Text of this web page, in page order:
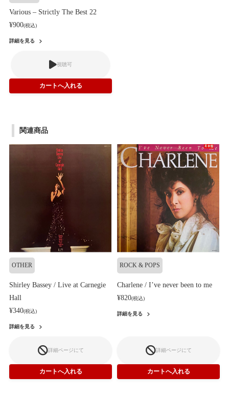
Various – Strictly The Best 22
¥900(税込)
詳細を見る
視聴可
関連商品
OTHER
Shirley Bassey / Live at Carnegie
Hall
¥340(税込)
詳細を見る
詳細ページにて
ROCK & POPS
Charlene / I’ve never been to me
¥820(税込)
詳細を見る
詳細ページにて